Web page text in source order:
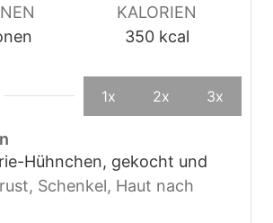
KALORIEN
350 kcal
1x 2x 3x
Hühnchen, gekocht und
Schenkel, Haut nach